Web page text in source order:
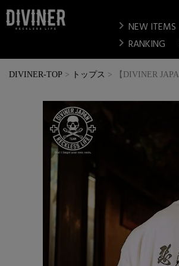
chevron_right NEW ITEMS
chevron_right RANKING
DIVINER-TOP トップス 【DIVINER